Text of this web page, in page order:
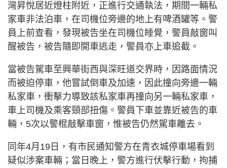
灣昇悅居近燈柱附近，正進行交通執法，期間一輛私
家車非法泊車，在司機位旁邊的地上有啤酒罐等。警
員上前查看，發現被告坐在司機位睡覺，警員敲窗叫
醒被告，被告隨即開車逃走，警員亦上車追截。
當被告駕車至興華街西與深旺道交界時，因路面情況
而被迫停車，他嘗試倒車及加速，因此撞向旁邊一輛
私家車，衝擊力導致該私家車再撞向另一輛私家車，
車上司機及乘客頸部扭傷。警員下車並靠近被告的車
輛，5次以警棍敲擊車窗，惟被告仍然駕車離去。
同年4月19日，有市民通知警方在青衣城停車場看到
疑似涉案車輛；當日晚上，警方進行伏擊行動，拘捕